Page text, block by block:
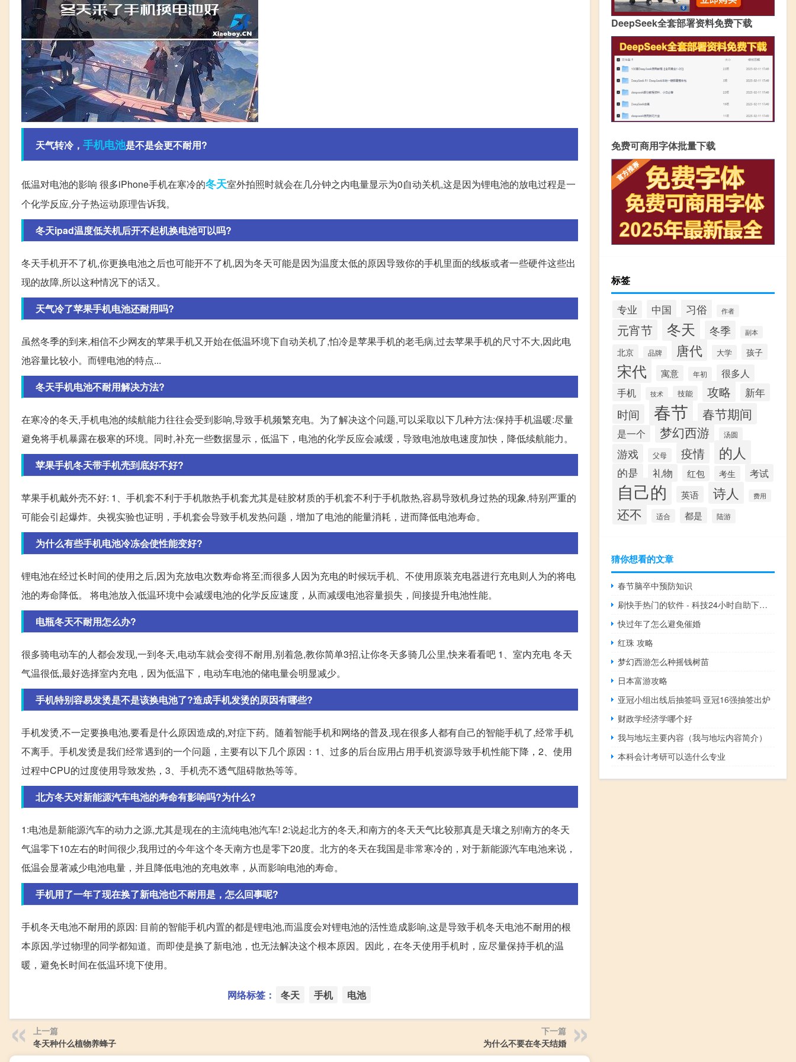
天气转冷， 手机电池是不是会更不耐用?
低温对电池的影响 很多iPhone手机在寒冷的冬天室外拍照时就会在几分钟之内电量显示为0自动关机,这是因为锂电池的放电过程是一
个化学反应,分子热运动原理告诉我。
冬天ipad温度低关机后开不起机换电池可以吗?
冬天手机开不了机,你更换电池之后也可能开不了机,因为冬天可能是因为温度太低的原因导致你的手机里面的线板或者一些硬件这些出
现的故障,所以这种情况下的话又。
天气冷了苹果手机电池还耐用吗?
虽然冬季的到来,相信不少网友的苹果手机又开始在低温环境下自动关机了,怕冷是苹果手机的老毛病,过去苹果手机的尺寸不大,因此电
池容量比较小。而锂电池的特点...
冬天手机电池不耐用解决方法?
在寒冷的冬天,手机电池的续航能力往往会受到影响,导致手机频繁充电。为了解决这个问题,可以采取以下几种方法:保持手机温暖:尽量
避免将手机暴露在极寒的环境。同时,补充一些数据显示，低温下，电池的化学反应会减缓，导致电池放电速度加快，降低续航能力。
苹果手机冬天带手机壳到底好不好?
苹果手机戴外壳不好: 1、手机套不利于手机散热手机套尤其是硅胶材质的手机套不利于手机散热,容易导致机身过热的现象,特别严重的
可能会引起爆炸。央视实验也证明，手机套会导致手机发热问题，增加了电池的能量消耗，进而降低电池寿命。
为什么有些手机电池冷冻会使性能变好?
锂电池在经过长时间的使用之后,因为充放电次数寿命将至;而很多人因为充电的时候玩手机、不使用原装充电器进行充电则人为的将电
池的寿命降低。 将电池放入低温环境中会减缓电池的化学反应速度，从而减缓电池容量损失，间接提升电池性能。
电瓶冬天不耐用怎么办?
很多骑电动车的人都会发现,一到冬天,电动车就会变得不耐用,别着急,教你简单3招,让你冬天多骑几公里,快来看看吧 1、室内充电 冬天
气温很低,最好选择室内充电，因为低温下，电动车电池的储电量会明显减少。
手机特别容易发烫是不是该换电池了?造成手机发烫的原因有哪些?
手机发烫,不一定要换电池,要看是什么原因造成的,对症下药。随着智能手机和网络的普及,现在很多人都有自己的智能手机了,经常手机
不离手。手机发烫是我们经常遇到的一个问题，主要有以下几个原因：1、过多的后台应用占用手机资源导致手机性能下降，2、使用
过程中CPU的过度使用导致发热，3、手机壳不透气阻碍散热等等。
北方冬天对新能源汽车电池的寿命有影响吗?为什么?
1:电池是新能源汽车的动力之源,尤其是现在的主流纯电池汽车! 2:说起北方的冬天,和南方的冬天天气比较那真是天壤之别!南方的冬天
气温零下10左右的时间很少,我用过的今年这个冬天南方也是零下20度。北方的冬天在我国是非常寒冷的，对于新能源汽车电池来说，
低温会显著减少电池电量，并且降低电池的充电效率，从而影响电池的寿命。
手机用了一年了现在换了新电池也不耐用是，怎么回事呢?
手机冬天电池不耐用的原因: 目前的智能手机内置的都是锂电池,而温度会对锂电池的活性造成影响,这是导致手机冬天电池不耐用的根
本原因,学过物理的同学都知道。而即使是换了新电池，也无法解决这个根本原因。因此，在冬天使用手机时，应尽量保持手机的温
暖，避免长时间在低温环境下使用。
网络标签： 冬天 手机 电池
上一篇
冬天种什么植物养蜂子
下一篇
为什么不要在冬天结婚
DeepSeek全套部署资料免费下载
免费可商用字体批量下载
标签
专业 中国 习俗 作者
元宵节 冬天 冬季 副本
北京 品牌 唐代 大学 孩子
宋代 寓意 年初 很多人
手机 技术 技能 攻略 新年
时间 春节 春节期间
是一个 梦幻西游 汤圆
游戏 父母 疫情 的人
的是 礼物 红包 考生 考试
自己的 英语 诗人 费用
还不 适合 都是 陆游
猜你想看的文章
春节脑卒中预防知识
刷快手热门的软件 - 科技24小时自助下单平台
快过年了怎么避免催婚
红珠 攻略
梦幻西游怎么种摇钱树苗
日本富游攻略
亚冠小组出线后抽签吗 亚冠16强抽签出炉
财政学经济学哪个好
我与地坛主要内容（我与地坛内容简介）
本科会计考研可以选什么专业